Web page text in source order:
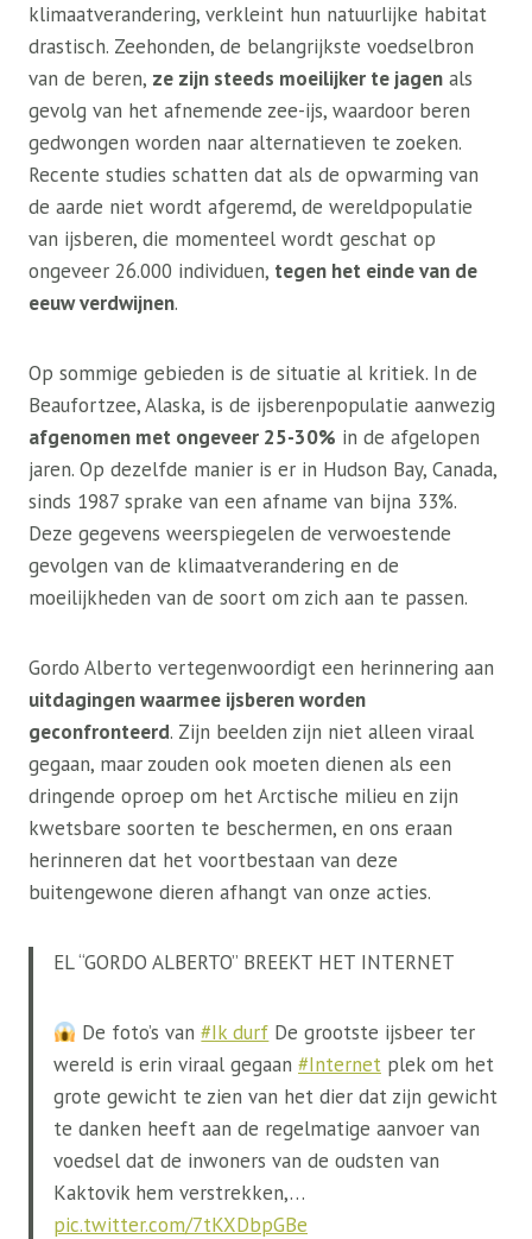
klimaatverandering, verkleint hun natuurlijke habitat
drastisch. Zeehonden, de belangrijkste voedselbron
van de beren, ze zijn steeds moeilijker te jagen als
gevolg van het afnemende zee-ijs, waardoor beren
gedwongen worden naar alternatieven te zoeken.
Recente studies schatten dat als de opwarming van
de aarde niet wordt afgeremd, de wereldpopulatie
van ijsberen, die momenteel wordt geschat op
ongeveer 26.000 individuen, tegen het einde van de
eeuw verdwijnen.
Op sommige gebieden is de situatie al kritiek. In de
Beaufortzee, Alaska, is de ijsberenpopulatie aanwezig
afgenomen met ongeveer 25-30% in de afgelopen
jaren. Op dezelfde manier is er in Hudson Bay, Canada,
sinds 1987 sprake van een afname van bijna 33%.
Deze gegevens weerspiegelen de verwoestende
gevolgen van de klimaatverandering en de
moeilijkheden van de soort om zich aan te passen.
Gordo Alberto vertegenwoordigt een herinnering aan
uitdagingen waarmee ijsberen worden
geconfronteerd. Zijn beelden zijn niet alleen viraal
gegaan, maar zouden ook moeten dienen als een
dringende oproep om het Arctische milieu en zijn
kwetsbare soorten te beschermen, en ons eraan
herinneren dat het voortbestaan ​​van deze
buitengewone dieren afhangt van onze acties.
EL “GORDO ALBERTO” BREEKT HET INTERNET
De foto’s van#Ik durf De grootste ijsbeer ter
wereld is erin viraal gegaan #Internet plek om het
grote gewicht te zien van het dier dat zijn gewicht
te danken heeft aan de regelmatige aanvoer van
voedsel dat de inwoners van de oudsten van
Kaktovik hem verstrekken,…
pic.twitter.com/7tKXDbpGBe